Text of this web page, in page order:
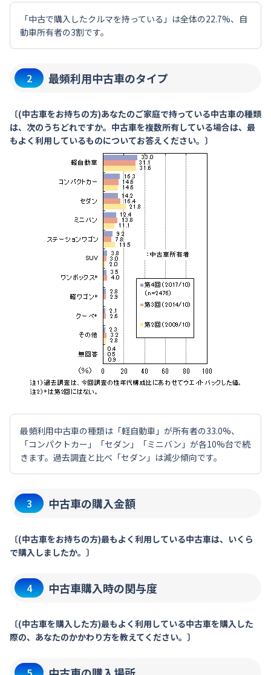
「中古で購入したクルマを持っている」は全体の22.7%、自
動車所有者の3割です。
2 最頻利用中古車のタイプ
〔(中古車をお持ちの方)あなたのご家庭で持っている中古車の種類
は、次のうちどれですか。中古車を複数所有している場合は、最
もよく利用しているものについてお答えください。〕
最頻利用中古車の種類は「軽自動車」が所有者の33.0%、
「コンパクトカー」「セダン」「ミニバン」が各10%台で続
きます。過去調査と比べ「セダン」は減少傾向です。
3 中古車の購入金額
〔(中古車をお持ちの方)最もよく利用している中古車は、いくら
で購入しましたか。〕
4 中古車購入時の関与度
〔(中古車を購入した方)最もよく利用している中古車を購入した
際の、あなたのかかわり方を教えてください。〕